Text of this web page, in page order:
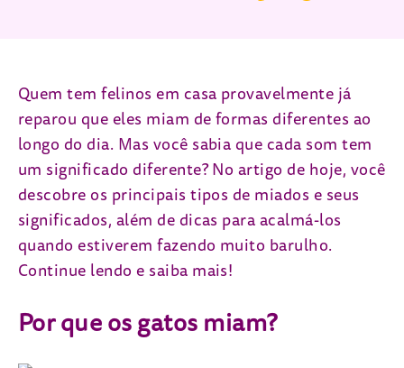
Quem tem felinos em casa provavelmente já
reparou que eles miam de formas diferentes ao
longo do dia. Mas você sabia que cada som tem
um significado diferente? No artigo de hoje, você
descobre os principais tipos de miados e seus
significados, além de dicas para acalmá-los
quando estiverem fazendo muito barulho.
Continue lendo e saiba mais!
Por que os gatos miam?